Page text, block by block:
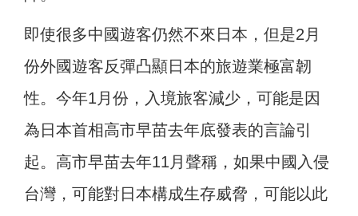
即使很多中國遊客仍然不來日本，但是2月
份外國遊客反彈凸顯日本的旅遊業極富韌
性。今年1月份，入境旅客減少，可能是因
為日本首相高市早苗去年底發表的言論引
起。高市早苗去年11月聲稱，如果中國入侵
台灣，可能對日本構成生存威脅，可能以此